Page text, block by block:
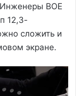
BOE
12,3-
сложить и
экране.